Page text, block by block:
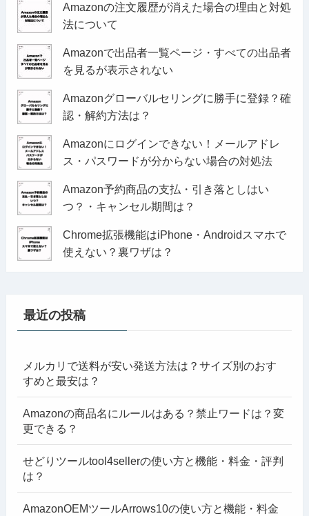
Amazonの注文履歴が消えた場合の理由と対処
法について
Amazonで出品者一覧ページ・すべての出品者
を見るが表示されない
Amazonグローバルセリングに勝手に登録？確
認・解約方法は？
Amazonにログインできない！メールアドレ
ス・パスワードが分からない場合の対処法
Amazon予約商品の支払・引き落としはい
つ？・キャンセル期間は？
Chrome拡張機能はiPhone・Androidスマホで
使えない？裏ワザは？
最近の投稿
メルカリで送料が安い発送方法は？サイズ別のおす
すめと最安は？
Amazonの商品名にルールはある？禁止ワードは？変
更できる？
せどりツールtool4sellerの使い方と機能・料金・評判
は？
AmazonOEMツールArrows10の使い方と機能・料金